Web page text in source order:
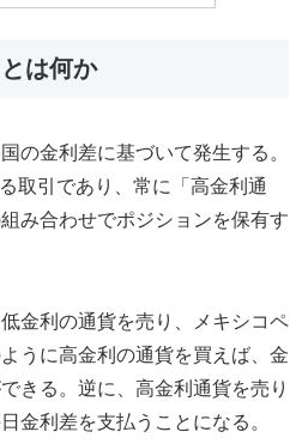
は何か
の金利差に基づいて発生する。
取引であり、常に「高金利通
み合わせでポジションを保有す
金利の通貨を売り、メキシコペ
うに高金利の通貨を買えば、金
きる。逆に、高金利通貨を売り
金利差を支払うことになる。